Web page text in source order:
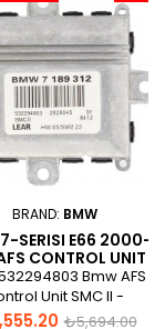
BRAND: BMW
SERISI E66 2000-
CONTROL UNIT -
7189312Bmw AFS
Unit SMC II -
63127189312
Regular
₺5,694.00